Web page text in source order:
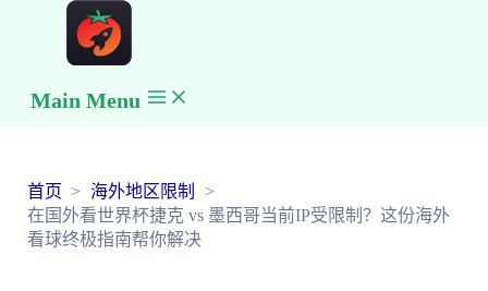
Main Menu
首页
海外地区限制
在国外看世界杯捷克 vs 墨西哥当前IP受限制？这份海外
看球终极指南帮你解决